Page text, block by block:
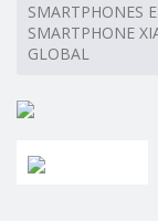
SMARTPHONES
SMARTPHONE
GLOBAL